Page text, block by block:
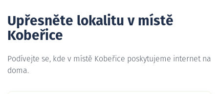
Upřesněte lokalitu v místě
Kobeřice
Podívejte se, kde v místě Kobeřice poskytujeme internet na
doma.